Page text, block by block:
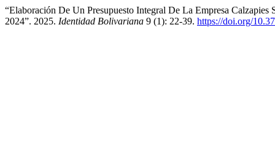
“Elaboración De Un Presupuesto Integral De La Empresa
2024”. 2025. Identidad Bolivariana 9 (1): 22-39. https://doi.org/